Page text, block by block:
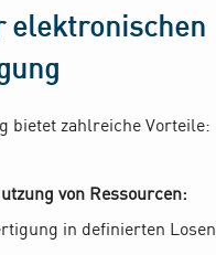
elektronischen
bietet zahlreiche Vorteile:
von Ressourcen:
in definierten Losen